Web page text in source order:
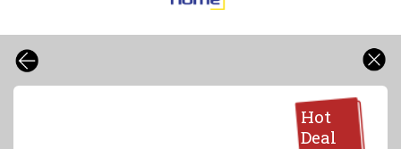
Hot
Deal